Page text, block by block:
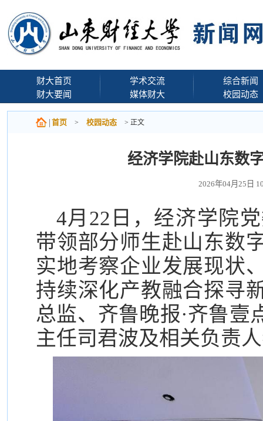
财大首页
财大要闻
学术交流
媒体财大
综合新闻
校园动态
首页 > 校园动态 > 正文
经济学院赴山东数
2026年04月25日
4月22日，经济学院
带领部分师生赴山东数
实地考察企业发展现状
持续深化产教融合探寻
总监、齐鲁晚报·齐鲁壹
主任司君波及相关负责